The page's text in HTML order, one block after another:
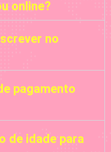
online?
no
pagamento
de idade para